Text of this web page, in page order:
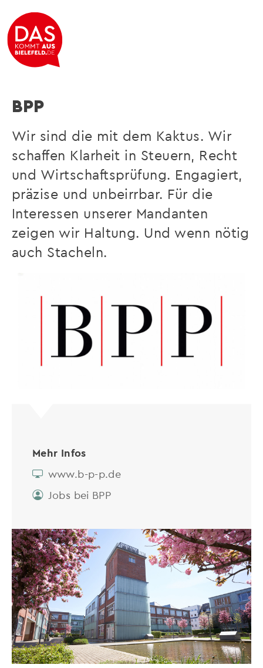
Wirtschaftsprüfer I Steuerberater I
BPP
Wir sind die mit dem Kaktus. Wir
schaffen Klarheit in Steuern, Recht
und Wirtschaftsprüfung. Engagiert,
präzise und unbeirrbar. Für die
Interessen unserer Mandanten
zeigen wir Haltung. Und wenn nötig
auch Stacheln.
Mehr Infos
www.b-p-p.de
Jobs bei BPP